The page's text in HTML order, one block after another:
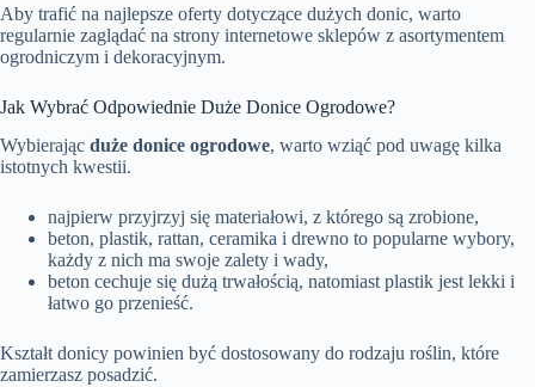
Aby trafić na najlepsze oferty dotyczące dużych donic, warto
regularnie zaglądać na strony internetowe sklepów z asortymentem
ogrodniczym i dekoracyjnym.
Jak Wybrać Odpowiednie Duże Donice Ogrodowe?
Wybierając duże donice ogrodowe, warto wziąć pod uwagę kilka
istotnych kwestii.
najpierw przyjrzyj się materiałowi, z którego są zrobione,
beton, plastik, rattan, ceramika i drewno to popularne wybory,
każdy z nich ma swoje zalety i wady,
beton cechuje się dużą trwałością, natomiast plastik jest lekki i
łatwo go przenieść.
Kształt donicy powinien być dostosowany do rodzaju roślin, które
zamierzasz posadzić.